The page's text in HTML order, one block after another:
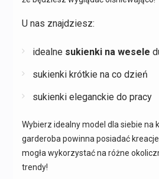
U nas znajdziesz:
idealne sukienki na wesele
sukienki krótkie na co dzień
sukienki eleganckie do pracy
Wybierz idealny model dla siebie na
garderoba powinna posiadać
mogła wykorzystać na różne
trendy!